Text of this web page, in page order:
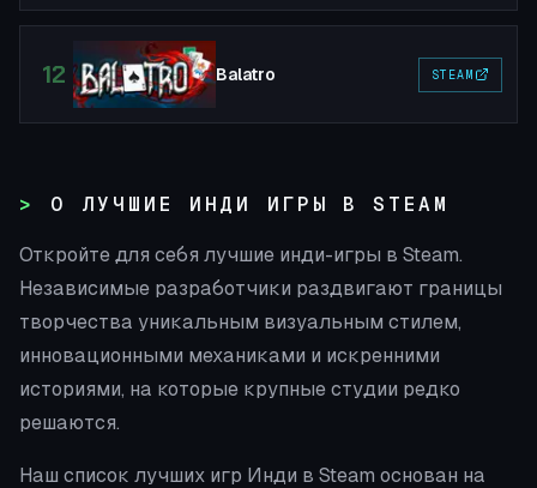
12 Balatro STEAM
О ЛУЧШИЕ ИНДИ ИГРЫ В STEAM
Откройте для себя лучшие инди-игры в Steam.
Независимые разработчики раздвигают границы
творчества уникальным визуальным стилем,
инновационными механиками и искренними
историями, на которые крупные студии редко
решаются.
Наш список лучших игр Инди в Steam основан на